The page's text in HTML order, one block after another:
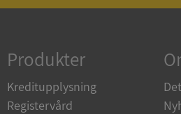
Produkter
Kreditupplysning
Registervård
kärnwebbplatsfunktioner som
och kontohantering.
användas ordentligt utan strikt